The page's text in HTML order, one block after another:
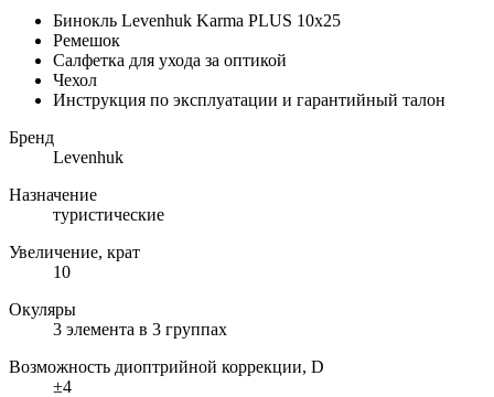
Бинокль Levenhuk Karma PLUS 10x25
Ремешок
Салфетка для ухода за оптикой
Чехол
Инструкция по эксплуатации и гарантийный талон
Бренд
Levenhuk
Назначение
туристические
Увеличение, крат
10
Окуляры
3 элемента в 3 группах
Возможность диоптрийной коррекции, D
±4